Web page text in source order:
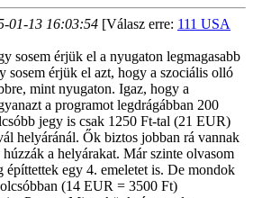
01-13 16:03:54 [Válasz erre: 111 USA
sosem érjük el a nyugaton legmagasabb
sosem érjük el azt, hogy a szociális olló
mint nyugaton. Igaz, hogy a
a programot legdrágábban 200
jegy is csak 1250 Ft-tal (21 EUR)
helyáránál. Ők biztos jobban rá vannak
a helyárakat. Már szinte olvasom
építtettek egy 4. emeletet is. De mondok
(14 EUR = 3500 Ft)